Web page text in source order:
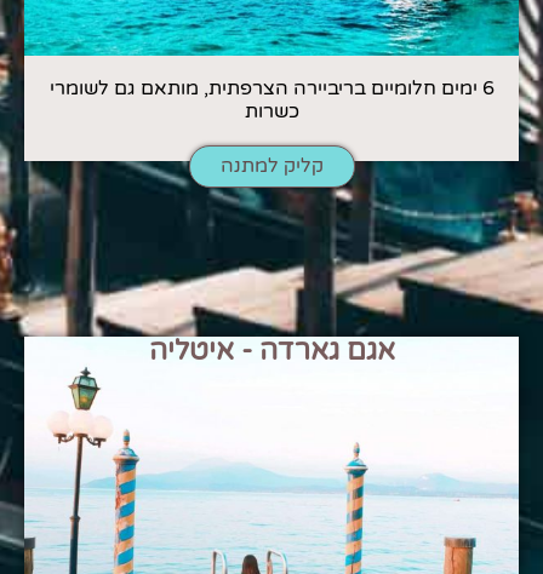
6 ימים חלומיים בריביירה הצרפתית, מותאם גם לשומרי
כשרות
קליק למתנה
אגם גארדה - איטליה